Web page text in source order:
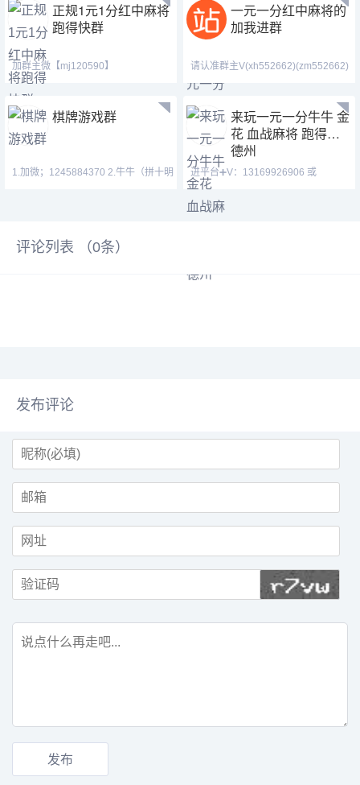
正规1元1分红中麻将
跑得快群
加群主微【mj120590】
【ab120590】【hf420624】（十五
张
一元一分红中麻将的
加我进群
请认准群主V(xh552662)(zm552662)
【1438079643】（一元
棋牌游戏群
1.加微；1245884370 2.牛牛（拼十明
来玩一元一分牛牛 金
花 血战麻将 跑得快
德州
进平台➕V：13169926906 或
评论列表 （0条）
发布评论